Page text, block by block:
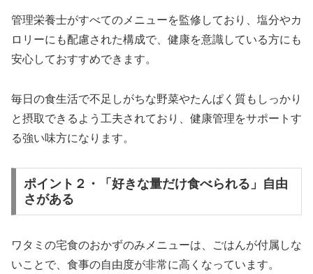
管理栄養士がすべてのメニューを監修しており、塩分やカ
ロリーにも配慮された構成で、健康を意識している方にも
安心しておすすめできます。
毎日の食生活で不足しがちな野菜やたんぱく質もしっかり
と摂取できるよう工夫されており、健康管理をサポートす
る強い味方になります。
ポイント２・「好きな量だけ食べられる」自由
さがある
ワタミの宅食のおかずのみメニューは、ごはんが付属しな
いことで、食事の自由度が非常に高くなっています。